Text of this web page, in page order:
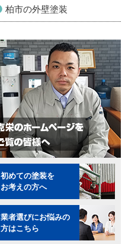
柏市の外壁塗装
初めての塗装を
お考えの方へ
業者選びにお悩みの
方はこちら